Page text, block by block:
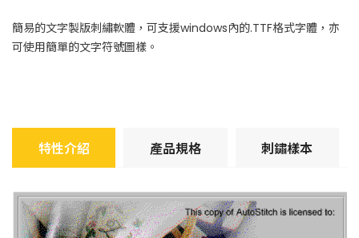
簡易的文字製版刺繡軟體，可支援windows內的.TTF格式字體，亦
可使用簡單的文字符號圖樣。
特性介紹 產品規格 刺鏽樣本